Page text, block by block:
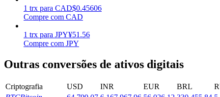
Ganhe recompensas competitivas diariamente
1 trx para CAD$0.45606
Compre com CAD
1 trx para JPY¥51.56
Compre com JPY
Outras conversões de ativos digitais
Criptografia USD INR EUR BRL